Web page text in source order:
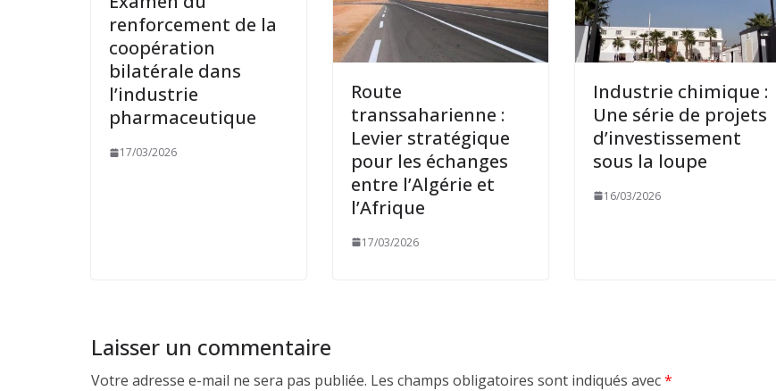
renforcement de la
coopération
bilatérale dans
l’industrie
pharmaceutique
17/03/2026
Route
transsaharienne :
Levier stratégique
pour les échanges
entre l’Algérie et
l’Afrique
17/03/2026
Industrie chimique :
Une série de projets
d’investissement
sous la loupe
16/03/2026
Laisser un commentaire
Votre adresse e-mail ne sera pas publiée. Les champs obligatoires sont indiqués avec*